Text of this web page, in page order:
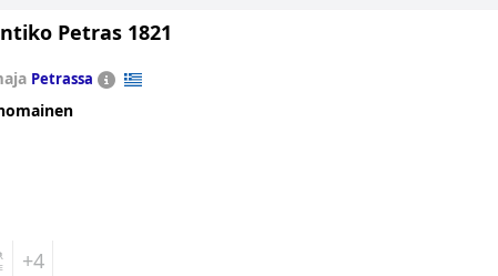
Petras 1821
Petrassa
+4